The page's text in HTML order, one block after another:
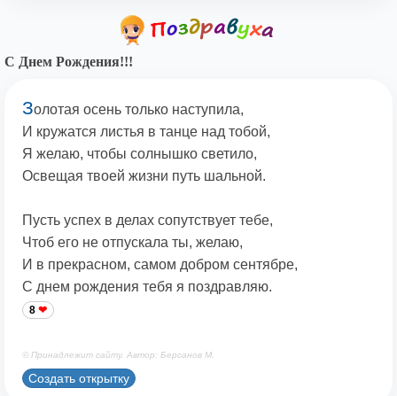
С Днем Рождения!!!
Золотая осень только наступила,
И кружатся листья в танце над тобой,
Я желаю, чтобы солнышко светило,
Освещая твоей жизни путь шальной.
Пусть успех в делах сопутствует тебе,
Чтоб его не отпускала ты, желаю,
И в прекрасном, самом добром сентябре,
С днем рождения тебя я поздравляю.
8
© Принадлежит сайту. Автор: Берсанов М.
Создать открытку